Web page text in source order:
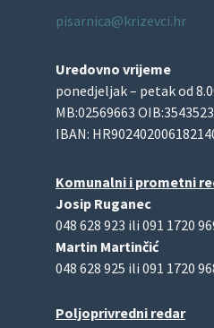
pisarnica@krizevci.hr
Uredovno vrijeme
ponedjeljak – petak od
MB:02569663
IBAN:
Komunalni i prometni
Josip Ruganec
048 628 923 ili 091 1720
Martin Martinčić
048 628 925 ili 091 1720
Poljoprivredni redar